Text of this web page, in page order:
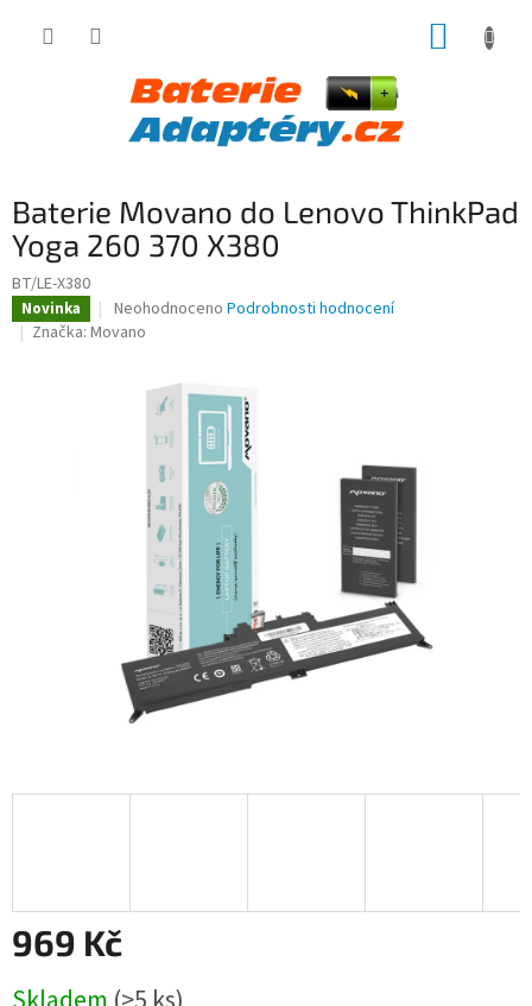
Baterie Movano do Lenovo ThinkPad
Yoga 260 370 X380
BT/LE-X380
Novinka
Průměrné
hodnocení
hvězdiček.
Neohodnoceno Podrobnosti hodnocení
Značka: Movano
969 Kč